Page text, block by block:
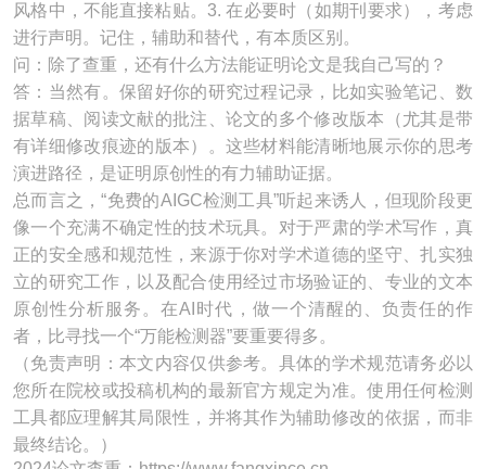
风格中，不能直接粘贴。3. 在必要时（如期刊要求），考虑
进行声明。记住，辅助和替代，有本质区别。
问：除了查重，还有什么方法能证明论文是我自己写的？
答：当然有。保留好你的研究过程记录，比如实验笔记、数
据草稿、阅读文献的批注、论文的多个修改版本（尤其是带
有详细修改痕迹的版本）。这些材料能清晰地展示你的思考
演进路径，是证明原创性的有力辅助证据。
总而言之，“免费的AIGC检测工具”听起来诱人，但现阶段更
像一个充满不确定性的技术玩具。对于严肃的学术写作，真
正的安全感和规范性，来源于你对学术道德的坚守、扎实独
立的研究工作，以及配合使用经过市场验证的、专业的文本
原创性分析服务。在AI时代，做一个清醒的、负责任的作
者，比寻找一个“万能检测器”要重要得多。
（免责声明：本文内容仅供参考。具体的学术规范请务必以
您所在院校或投稿机构的最新官方规定为准。使用任何检测
工具都应理解其局限性，并将其作为辅助修改的依据，而非
最终结论。）